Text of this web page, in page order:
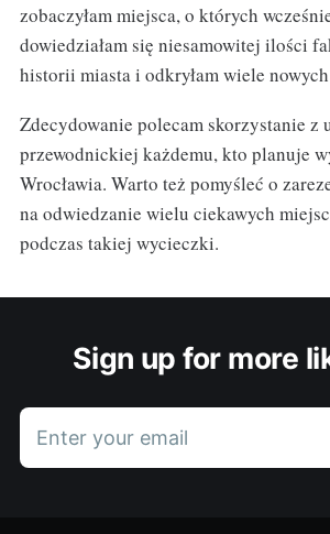
zobaczyłam miejsca, o których
dowiedziałam się niesamowitej ilości
historii miasta i odkryłam wiele
Zdecydowanie polecam skorzystanie z
przewodnickiej każdemu, kto planuje
Wrocławia. Warto też pomyśleć o
na odwiedzanie wielu ciekawych
podczas takiej wycieczki.
Sign up for more
Enter your email